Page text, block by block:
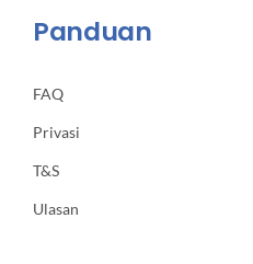
Panduan
FAQ
Privasi
T&S
Ulasan